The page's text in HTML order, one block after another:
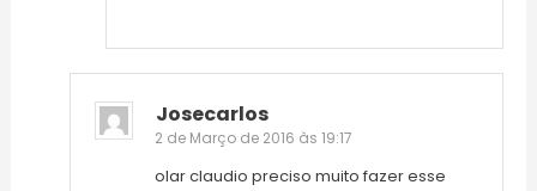
Josecarlos
2 de Março de 2016 às 19:17
olar claudio preciso muito fazer esse